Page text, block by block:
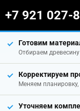
+7 921 027-
Готовим
Отбираем
Корректируем
Меняем планировку,
Уточняем